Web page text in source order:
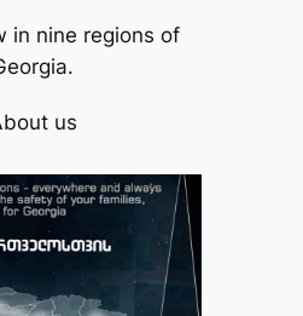
in nine regions of
us